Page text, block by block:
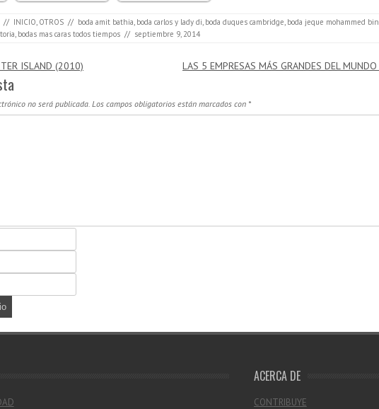
// INICIO OTROS // boda amit bathia boda carlos y lady di boda duques cambridge boda jeque mohammed bin
bodas mas caras todos tiempos // septiembre 9, 2014
ISLAND (2010) LAS 5 EMPRESAS MÁS GRANDES DEL MUNDO
no será publicada. Los campos obligatorios están marcados con *
ACERCA DE
CONTRIBUYE